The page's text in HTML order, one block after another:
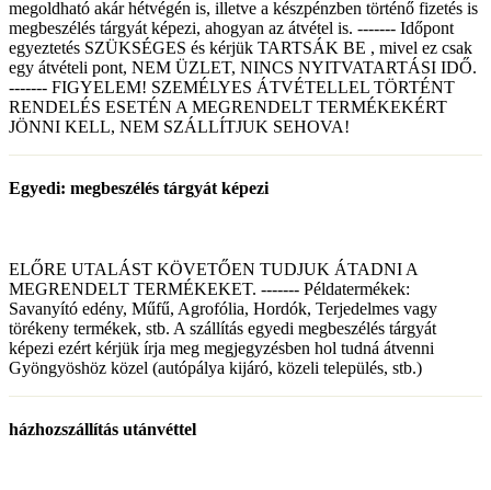
megoldható akár hétvégén is, illetve a készpénzben történő fizetés is
megbeszélés tárgyát képezi, ahogyan az átvétel is. ------- Időpont
egyeztetés SZÜKSÉGES és kérjük TARTSÁK BE , mivel ez csak
egy átvételi pont, NEM ÜZLET, NINCS NYITVATARTÁSI IDŐ.
------- FIGYELEM! SZEMÉLYES ÁTVÉTELLEL TÖRTÉNT
RENDELÉS ESETÉN A MEGRENDELT TERMÉKEKÉRT
JÖNNI KELL, NEM SZÁLLÍTJUK SEHOVA!
Egyedi: megbeszélés tárgyát képezi
ELŐRE UTALÁST KÖVETŐEN TUDJUK ÁTADNI A
MEGRENDELT TERMÉKEKET. ------- Példatermékek:
Savanyító edény, Műfű, Agrofólia, Hordók, Terjedelmes vagy
törékeny termékek, stb. A szállítás egyedi megbeszélés tárgyát
képezi ezért kérjük írja meg megjegyzésben hol tudná átvenni
Gyöngyöshöz közel (autópálya kijáró, közeli település, stb.)
házhozszállítás utánvéttel